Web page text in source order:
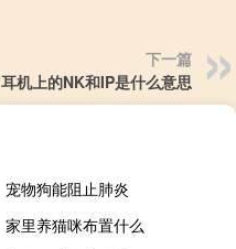
下一篇
耳机上的NK和IP是什么意思
宠物狗能阻止肺炎
家里养猫咪布置什么